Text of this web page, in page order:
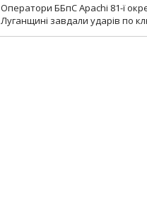
Оператори ББпС Apachi 81-ї
Луганщині завдали ударів по